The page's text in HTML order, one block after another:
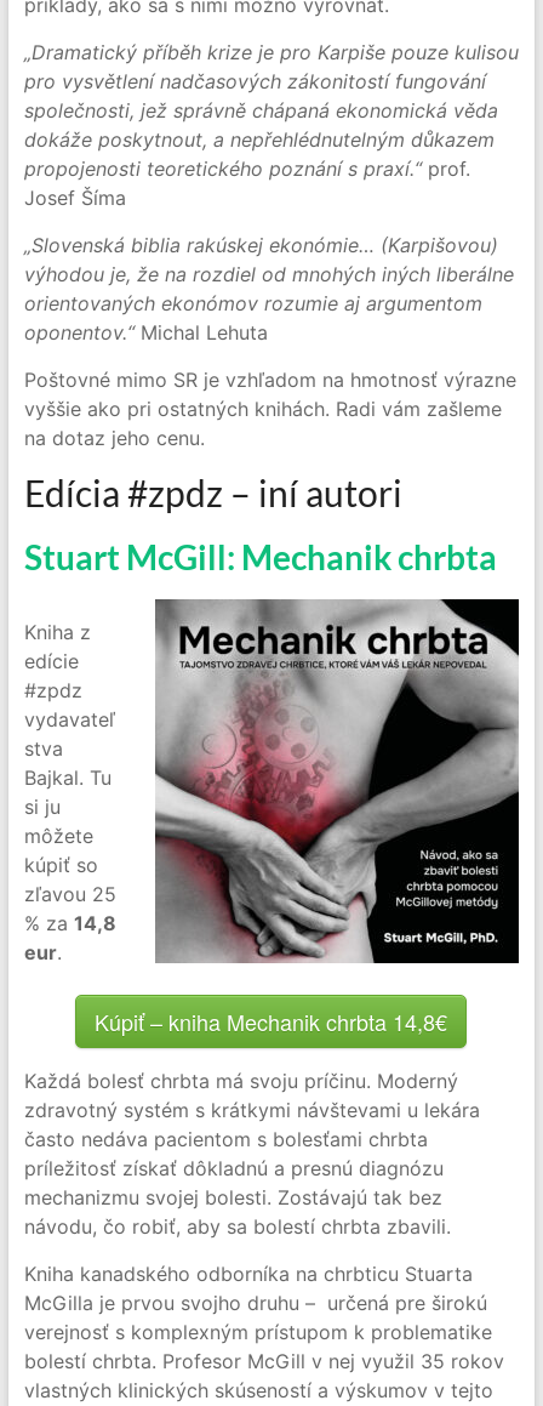
príklady, ako sa s nimi možno vyrovnať.
„Dramatický příběh krize je pro Karpiše pouze kulisou
pro vysvětlení nadčasových zákonitostí fungování
společnosti, jež správně chápaná ekonomická věda
dokáže poskytnout, a nepřehlédnutelným důkazem
propojenosti teoretického poznání s praxí.“prof.
Josef Šíma
„Slovenská biblia rakúskej ekonómie… (Karpišovou)
výhodou je, že na rozdiel od mnohých iných liberálne
orientovaných ekonómov rozumie aj argumentom
oponentov.“Michal Lehuta
Poštovné mimo SR je vzhľadom na hmotnosť výrazne
vyššie ako pri ostatných knihách. Radi vám zašleme
na dotaz jeho cenu.
Edícia #zpdz – iní autori
Stuart McGill: Mechanik chrbta
Kniha z
edície
#zpdz
vydavateľ
stva
Bajkal. Tu
si ju
môžete
kúpiť so
zľavou 25
% za 14,8
eur.
Kúpiť – kniha Mechanik chrbta 14,8€
Každá bolesť chrbta má svoju príčinu. Moderný
zdravotný systém s krátkymi návštevami u lekára
často nedáva pacientom s bolesťami chrbta
príležitosť získať dôkladnú a presnú diagnózu
mechanizmu svojej bolesti. Zostávajú tak bez
návodu, čo robiť, aby sa bolestí chrbta zbavili.
Kniha kanadského odborníka na chrbticu Stuarta
McGilla je prvou svojho druhu – určená pre širokú
verejnosť s komplexným prístupom k problematike
bolestí chrbta. Profesor McGill v nej využil 35 rokov
vlastných klinických skúseností a výskumov v tejto